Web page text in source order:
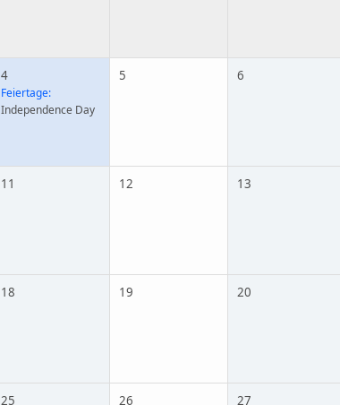
4
Feiertage:
Independence Day
5 6
11 12 13
18 19 20
25 26 27